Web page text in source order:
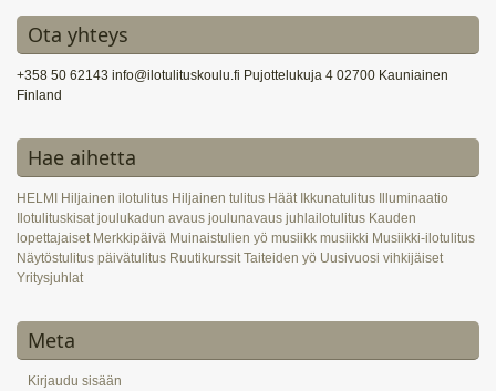
Ota yhteys
+358 50 62143 info@ilotulituskoulu.fi Pujottelukuja 4 02700 Kauniainen
Finland
Hae aihetta
HELMI Hiljainen ilotulitus Hiljainen tulitus Häät Ikkunatulitus
Illuminaatio
Ilotulituskisat joulukadun avaus joulunavaus juhlailotulitus Kauden
lopettajaiset Merkkipäivä Muinaistulien yö musiikk musiikki Musiikki-ilotulitus
Näytöstulitus päivätulitus Ruutikurssit Taiteiden yö Uusivuosi vihkijäiset
Yritysjuhlat
Meta
Kirjaudu sisään